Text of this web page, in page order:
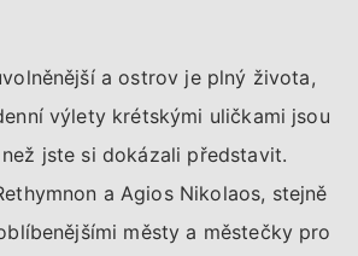
a ostrov je plný života,
výlety krétskými uličkami jsou
jste si dokázali představit.
a Agios Nikolaos, stejně
městy a městečky pro